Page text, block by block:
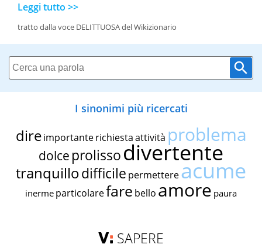
Leggi tutto >>
tratto dalla voce DELITTUOSA del Wikizionario
I sinonimi più ricercati
dire importante richiestaattività problema
dolce prolissodivertente
tranquillodifficile permettereacume
inerme particolarefare bello amore paura
SAPERE